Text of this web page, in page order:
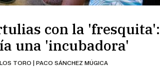
con la
una 'incubadora'
TORO | PACO SÁNCHEZ MÚGICA